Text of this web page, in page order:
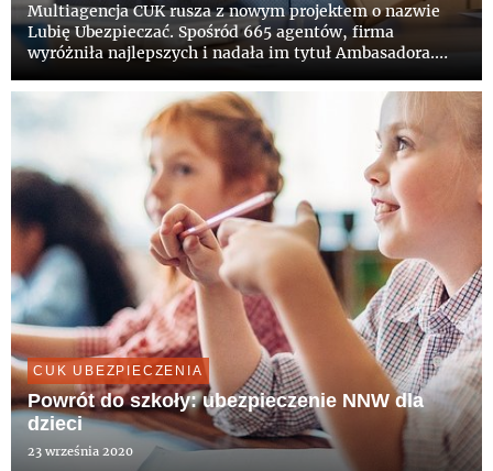
Multiagencja CUK rusza z nowym projektem o nazwie
Lubię Ubezpieczać. Spośród 665 agentów, firma
wyróżniła najlepszych i nadała im tytuł Ambasadora.
wsparcie promocyjne, a także szansa na rozwój kariery
zawodowej.
CUK UBEZPIECZENIA
Powrót do szkoły: ubezpieczenie NNW dla
dzieci
23 września 2020